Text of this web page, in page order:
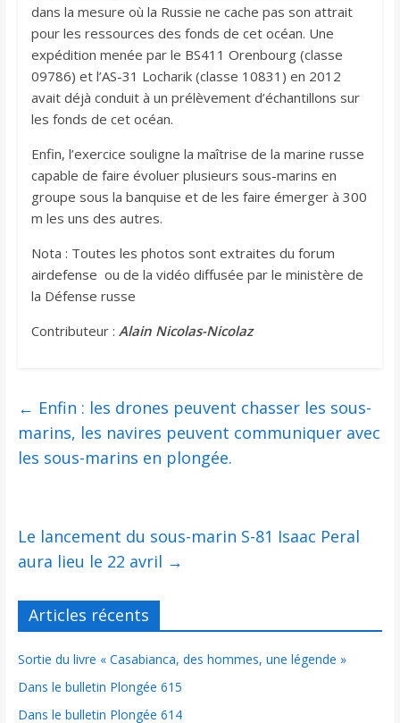
dans la mesure où la Russie ne cache pas son attrait
pour les ressources des fonds de cet océan. Une
expédition menée par le BS411 Orenbourg (classe
09786) et l’AS-31 Locharik (classe 10831) en 2012
avait déjà conduit à un prélèvement d’échantillons sur
les fonds de cet océan.
Enfin, l’exercice souligne la maîtrise de la marine russe
capable de faire évoluer plusieurs sous-marins en
groupe sous la banquise et de les faire émerger à 300
m les uns des autres.
Nota : Toutes les photos sont extraites du forum
airdefense ou de la vidéo diffusée par le ministère de
la Défense russe
Contributeur : Alain Nicolas-Nicolaz
← Enfin : les drones peuvent chasser les sous-
marins, les navires peuvent communiquer avec
les sous-marins en plongée.
Le lancement du sous-marin S-81 Isaac Peral
aura lieu le 22 avril →
Articles récents
Sortie du livre « Casabianca, des hommes, une légende »
Dans le bulletin Plongée 615
Dans le bulletin Plongée 614